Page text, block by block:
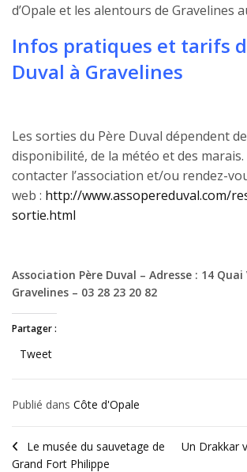
d’Opale et les alentours de Gravelines
Infos pratiques et tarifs
Duval à Gravelines
Les sorties du Père Duval dépendent
disponibilité, de la météo et des marais.
contacter l’association et/ou rendez-
web : http://www.assopereduval.com/
sortie.html
Association Père Duval – Adresse : 14
Gravelines – 03 28 23 20 82
Partager :
Tweet
Publié dans Côte d'Opale
Le musée du sauvetage de
Grand Fort Philippe
Un Drakkar